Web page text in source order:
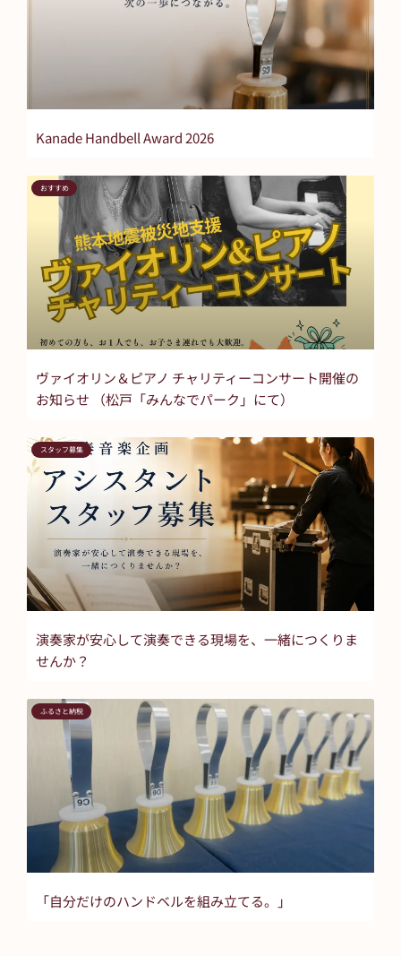
Kanade Handbell Award 2026
おすすめ
ヴァイオリン＆ピアノ チャリティーコンサート開催の
お知らせ （松戸「みんなでパーク」にて）
スタッフ募集
演奏家が安心して演奏できる現場を、一緒につくりま
せんか？
ふるさと納税
「自分だけのハンドベルを組み立てる。」